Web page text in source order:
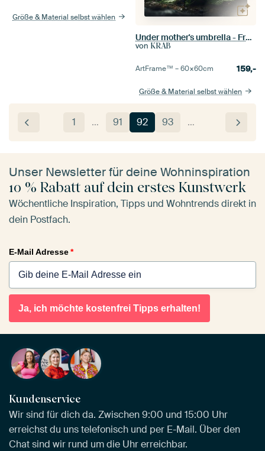
Größe & Material selbst wählen
Under mother's umbrella - Frosch im Regen
von KRAB
ArtFrame™ –60×60cm 159,-
Größe & Material selbst wählen
1 … 91 92 93 …
Unser Newsletter für deine Wohninspiration
10 % Rabatt auf dein erstes Kunstwerk
Wöchentliche Inspiration, Tipps und Wohntrends direkt in
dein Postfach.
E-Mail Adresse*
Ja, ich möchte kostenfrei Tipps erhalten!
Kundenservice
Wir sind für dich da. Zwischen 9:00 und 15:00 Uhr
erreichst du uns telefonisch und per E-Mail. Über den
Chat sind wir rund um die Uhr erreichbar.